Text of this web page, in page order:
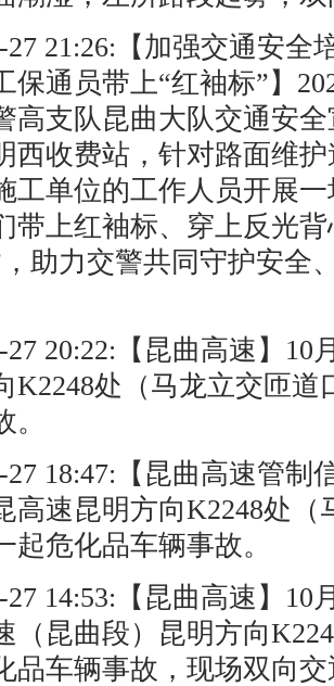
21:26:【加强交通安全
保通员带上“红袖标”】
高支队昆曲大队交通安
西收费站，针对路面维
工单位的工作人员开展
带上红袖标、穿上反光
助力交警共同守护安全
20:22:【昆曲高速】10
K2248处（马龙立交匝道
18:47:【昆曲高速管制
高速昆明方向K2248处（
起危化品车辆事故。
14:53:【昆曲高速】10
（昆曲段）昆明方向
品车辆事故，现场双向